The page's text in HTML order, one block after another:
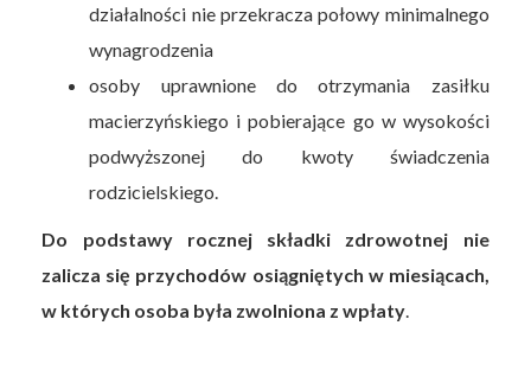
działalności nie przekracza połowy minimalnego
wynagrodzenia
osoby uprawnione do otrzymania zasiłku
macierzyńskiego i pobierające go w wysokości
podwyższonej do kwoty świadczenia
rodzicielskiego.
Do podstawy rocznej składki zdrowotnej nie
zalicza się przychodów osiągniętych w miesiącach,
w których osoba była zwolniona z wpłaty